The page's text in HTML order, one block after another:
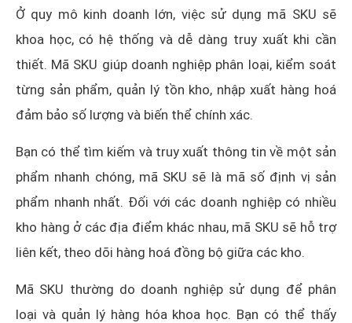
Ở quy mô kinh doanh lớn, việc sử dụng mã SKU sẽ
khoa học, có hệ thống và dễ dàng truy xuất khi cần
thiết. Mã SKU giúp doanh nghiệp phân loại, kiểm soát
từng sản phẩm, quản lý tồn kho, nhập xuất hàng hoá
đảm bảo số lượng và biến thể chính xác.
Bạn có thể tìm kiếm và truy xuất thông tin về một sản
phẩm nhanh chóng, mã SKU sẽ là mã số định vị sản
phẩm nhanh nhất. Đối với các doanh nghiệp có nhiều
kho hàng ở các địa điểm khác nhau, mã SKU sẽ hỗ trợ
liên kết, theo dõi hàng hoá đồng bộ giữa các kho.
Mã SKU thường do doanh nghiệp sử dụng để phân
loại và quản lý hàng hóa khoa học. Bạn có thể thấy